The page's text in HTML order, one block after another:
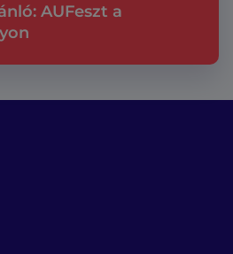
AUFeszt a